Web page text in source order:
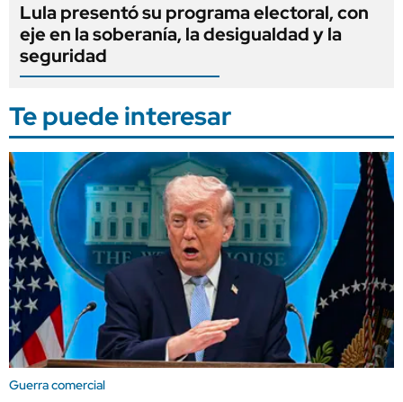
Lula presentó su programa electoral, con
eje en la soberanía, la desigualdad y la
seguridad
Te puede interesar
Guerra comercial